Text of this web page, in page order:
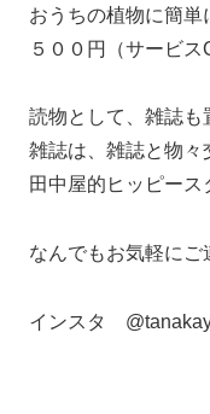
おうちの植物に簡単
５００円（サービス
読物として、雑誌も
雑誌は、雑誌と物々
田中屋的ヒッピース
なんでもお気軽にご
インスタ